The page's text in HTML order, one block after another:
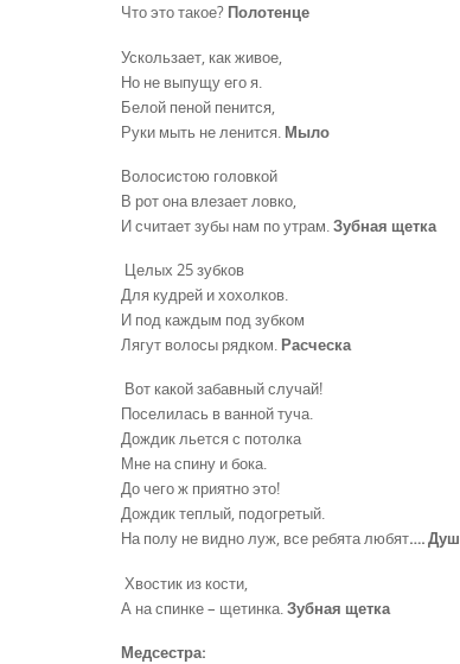
Что это такое? Полотенце
Ускользает, как живое,
Но не выпущу его я.
Белой пеной пенится,
Руки мыть не ленится. Мыло
Волосистою головкой
В рот она влезает ловко,
И считает зубы нам по утрам.Зубная щетка
Целых 25 зубков
Для кудрей и хохолков.
И под каждым под зубком
Лягут волосы рядком. Расческа
Вот какой забавный случай!
Поселилась в ванной туча.
Дождик льется с потолка
Мне на спину и бока.
До чего ж приятно это!
Дождик теплый, подогретый.
На полу не видно луж, все ребята любят…. Душ
Хвостик из кости,
А на спинке – щетинка.Зубная щетка
Медсестра: